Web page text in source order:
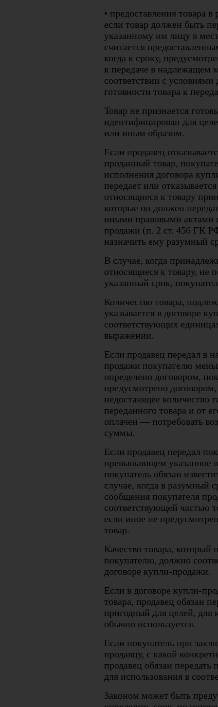
• предоставления товара
если товар должен быть
указанному им лицу в
считается
когда к сроку,
к передаче в надлежащем
соответствии с
готовности товара к
Товар не признается
идентифицирован для
или иным образом.
Если продавец
проданный товар,
исполнения договора
передает или
относящиеся к товару
которые он должен
иными правовыми актами
продажи (п. 2 ст. 456 ГК
назначить ему разумный
В случае, когда
относящиеся к товару, не
указанный срок,
Количество товара,
указывается в договоре
соответствующих
выражении.
Если продавец передал в
продажи покупателю
определено договором,
предусмотрено
недостающее количество
переданного товара и от
оплачен — потребовать
суммы.
Если продавец передал
превышающем указанное
покупатель обязан
случае, когда в разумный
сообщения покупателя
соответствующей частью
если иное не
товар.
Качество товара, который
покупателю, должно
договоре купли-продажи.
Если в договоре купли-
товара, продавец обязан
пригодный для целей, для
обычно используется.
Если покупатель при
продавцу, с какой
продавец обязан
для использования в
Законом может быть